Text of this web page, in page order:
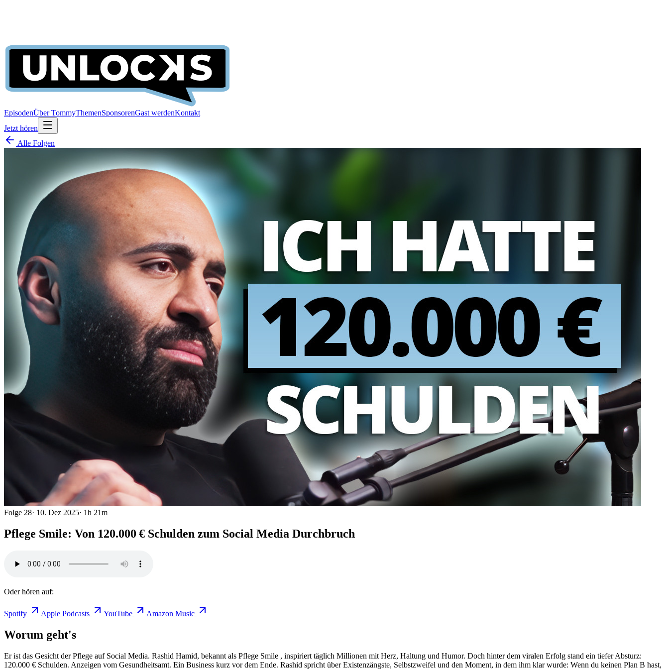
EpisodenÜber TommyThemenSponsorenGast werdenKontakt
Jetzt hören
Alle Folgen
Folge 28· 10. Dez 2025· 1h 21m
Pflege Smile: Von 120.000 € Schulden zum Social Media Durchbruch
Oder hören auf:
Spotify Apple Podcasts YouTube Amazon Music
Worum geht's
Er ist das Gesicht der Pflege auf Social Media. Rashid Hamid, bekannt als Pflege Smile , inspiriert täglich Millionen mit Herz, Haltung und Humor. Doch hinter dem viralen Erfolg stand ein tiefer Absturz:
120.000 € Schulden. Anzeigen vom Gesundheitsamt. Ein Business kurz vor dem Ende. Rashid spricht über Existenzängste, Selbstzweifel und den Moment, in dem ihm klar wurde: Wenn du keinen Plan B hast,